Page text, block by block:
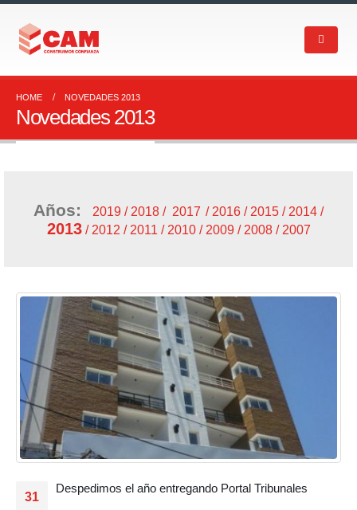
HOME NOVEDADES 2013
Novedades 2013
Años: 2019 / 2018 / 2017 / 2016 / 2015 / 2014 /
2013/ 2012 / 2011 / 2010/ 2009/ 2008/ 2007
31
Despedimos el año entregando Portal Tribunales